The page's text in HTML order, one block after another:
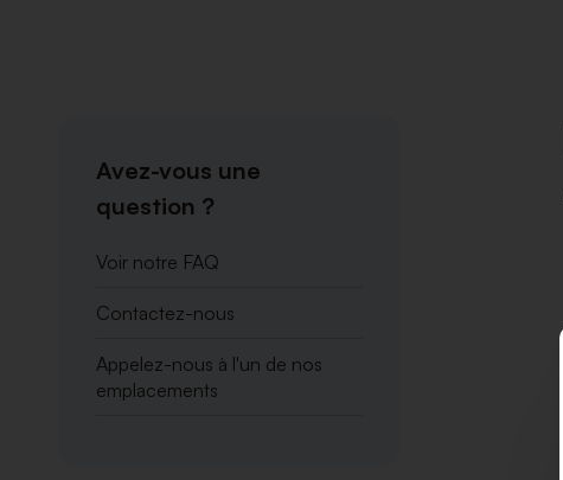
Avez-vous une
question ?
Voir notre FAQ
Contactez-nous
Appelez-nous à l'un de nos
emplacements